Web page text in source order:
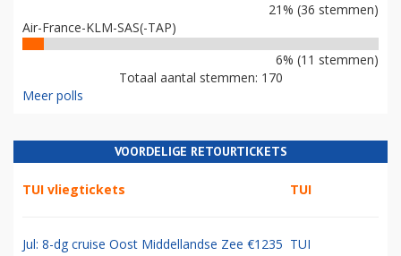
21% (36 stemmen)
Air-France-KLM-SAS(-TAP)
6% (11 stemmen)
Totaal aantal stemmen: 170
Meer polls
VOORDELIGE RETOURTICKETS
TUI vliegtickets TUI
Jul: 8-dg cruise Oost Middellandse Zee €1235 TUI